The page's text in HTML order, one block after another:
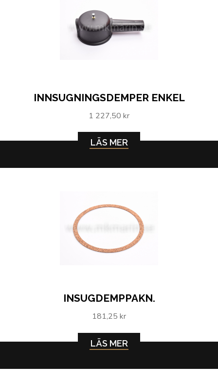
INNSUGNINGSDEMPER ENKEL
1 227,50 kr
LÄS MER
INSUGDEMPPAKN.
181,25 kr
LÄS MER